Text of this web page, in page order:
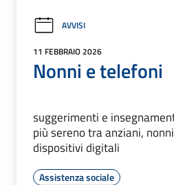
AVVISI
11 FEBBRAIO 2026
Nonni e telefoni
suggerimenti e
più sereno tra anziani,
dispositivi digitali
Assistenza sociale